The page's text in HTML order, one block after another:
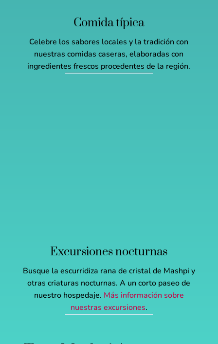
Comida típica
Celebre los sabores locales y la tradición con
nuestras comidas caseras, elaboradas con
ingredientes frescos procedentes de la región.
Excursiones nocturnas
Busque la escurridiza rana de cristal de Mashpi y
otras criaturas nocturnas. A un corto paseo de
nuestro hospedaje. Más información sobre
nuestras excursiones.